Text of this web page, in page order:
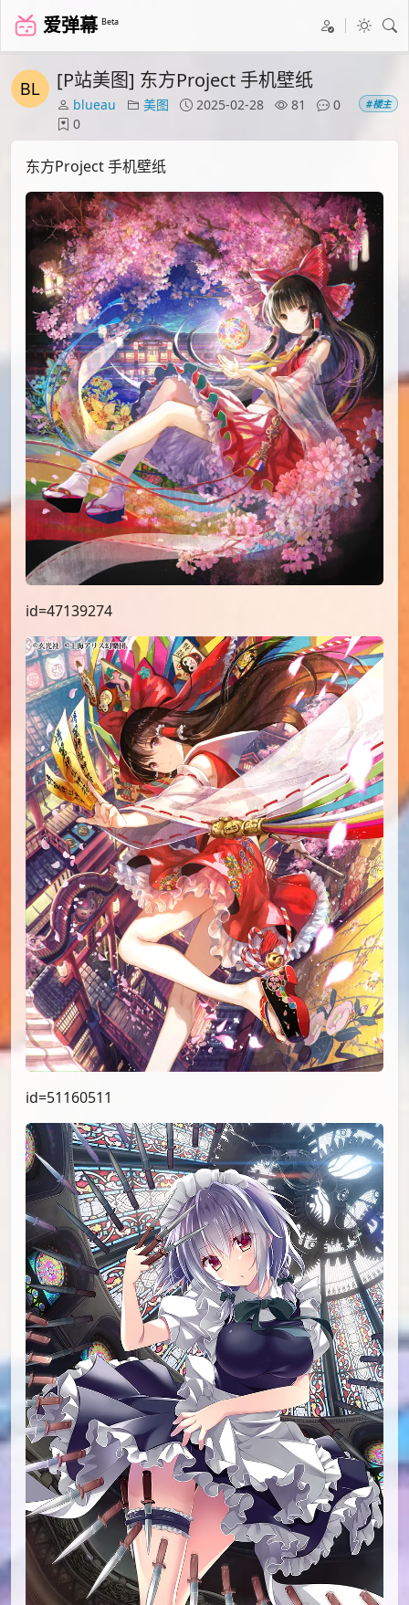
爱弹幕 Beta
[P站美图] 东方Project 手机壁纸
blueau 美图 2025-02-28 81
0
0
#楼主
东方Project 手机壁纸
id=47139274
id=51160511